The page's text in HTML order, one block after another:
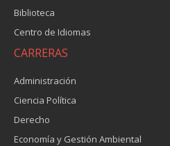
Biblioteca
Centro de Idiomas
CARRERAS
Administración
Ciencia Política
Derecho
Economía y Gestión Ambiental